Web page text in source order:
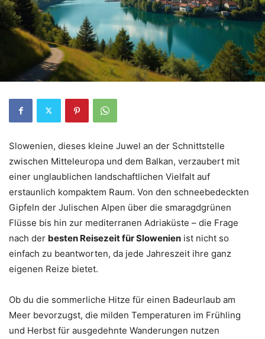
Slowenien, dieses kleine Juwel an der Schnittstelle
zwischen Mitteleuropa und dem Balkan, verzaubert mit
einer unglaublichen landschaftlichen Vielfalt auf
erstaunlich kompaktem Raum. Von den schneebedeckten
Gipfeln der Julischen Alpen über die smaragdgrünen
Flüsse bis hin zur mediterranen Adriaküste – die Frage
nach der besten Reisezeit für Slowenien ist nicht so
einfach zu beantworten, da jede Jahreszeit ihre ganz
eigenen Reize bietet.
Ob du die sommerliche Hitze für einen Badeurlaub am
Meer bevorzugst, die milden Temperaturen im Frühling
und Herbst für ausgedehnte Wanderungen nutzen